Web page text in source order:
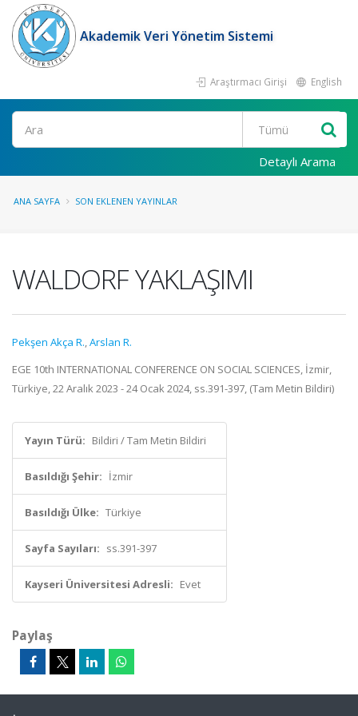
Akademik Veri Yönetim Sistemi
Araştırmacı Girişi English
Ara
Detaylı Arama
ANA SAYFA SON EKLENEN YAYINLAR
WALDORF YAKLAŞIMI
Pekşen Akça R.,Arslan R.
EGE 10th INTERNATIONAL CONFERENCE ON SOCIAL SCIENCES, İzmir,
Türkiye, 22 Aralık 2023 - 24 Ocak 2024, ss.391-397, (Tam Metin Bildiri)
Yayın Türü: Bildiri / Tam Metin Bildiri
Basıldığı Şehir: İzmir
Basıldığı Ülke: Türkiye
Sayfa Sayıları: ss.391-397
Kayseri Üniversitesi Adresli: Evet
Paylaş